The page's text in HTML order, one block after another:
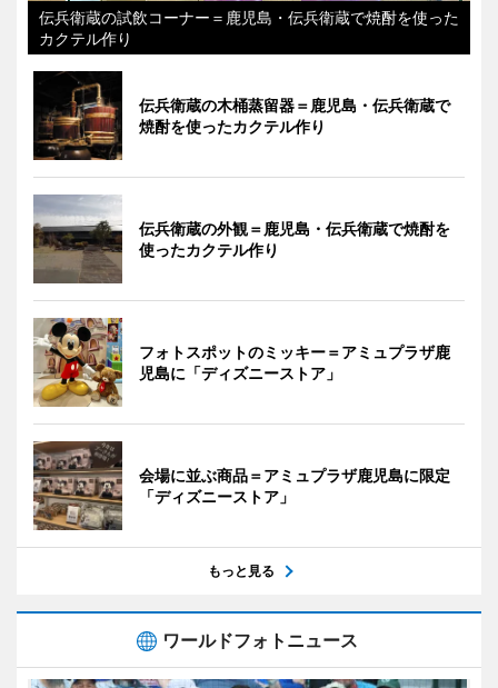
伝兵衛蔵の試飲コーナー＝鹿児島・伝兵衛蔵で焼酎を使った
カクテル作り
伝兵衛蔵の木桶蒸留器＝鹿児島・伝兵衛蔵で
焼酎を使ったカクテル作り
伝兵衛蔵の外観＝鹿児島・伝兵衛蔵で焼酎を
使ったカクテル作り
フォトスポットのミッキー＝アミュプラザ鹿
児島に「ディズニーストア」
会場に並ぶ商品＝アミュプラザ鹿児島に限定
「ディズニーストア」
もっと見る
ワールドフォトニュース